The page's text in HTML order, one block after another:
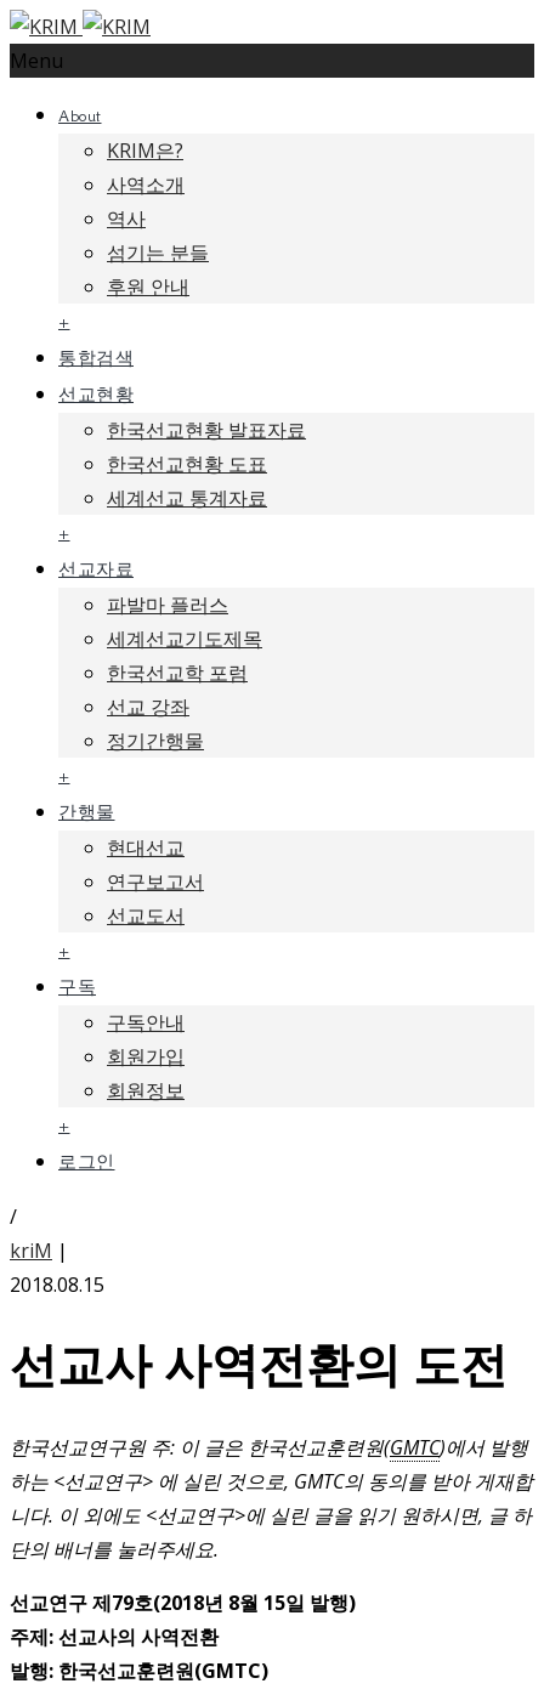
Menu
About
KRIM은?
사역소개
역사
섬기는 분들
후원 안내
+
통합검색
선교현황
한국선교현황 발표자료
한국선교현황 도표
세계선교 통계자료
+
선교자료
파발마 플러스
세계선교기도제목
한국선교학 포럼
선교 강좌
정기간행물
+
간행물
현대선교
연구보고서
선교도서
+
구독
구독안내
회원가입
회원정보
+
로그인
/
kriM |
2018.08.15
선교사 사역전환의 도전
한국선교연구원 주: 이 글은 한국선교훈련원(GMTC)에서 발행
하는 <선교연구> 에 실린 것으로, GMTC의 동의를 받아 게재합
니다. 이 외에도 <선교연구>에 실린 글을 읽기 원하시면, 글 하
단의 배너를 눌러주세요.
선교연구 제79호(2018년 8월 15일 발행)
주제: 선교사의 사역전환
발행: 한국선교훈련원(GMTC)